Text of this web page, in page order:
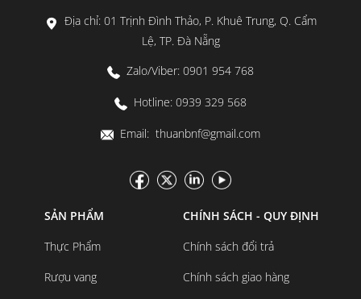
Địa chỉ: 01 Trịnh Đình Thảo, P. Khuê Trung, Q. Cẩm
Lệ, TP. Đà Nẵng
Zalo/Viber: 0901 954 768
Hotline: 0939 329 568
Email: thuanbnf@gmail.com
SẢN PHẨM
Thực Phẩm
Rượu vang
CHÍNH SÁCH - QUY ĐỊNH
Chính sách đổi trả
Chính sách giao hàng